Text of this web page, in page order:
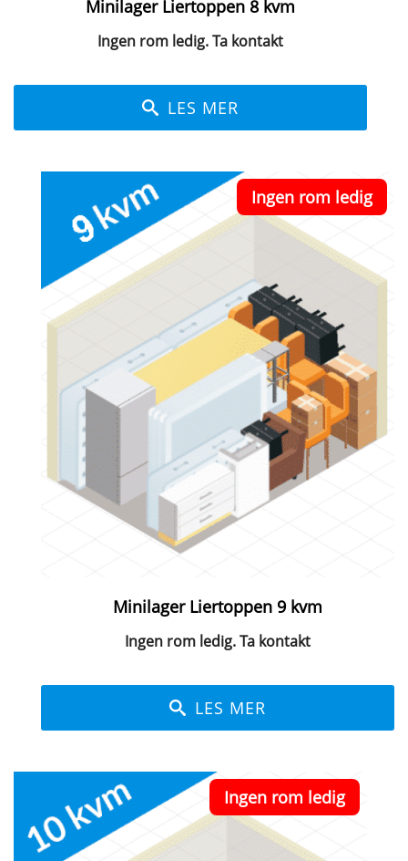
Minilager Liertoppen 8 kvm
Ingen rom ledig. Ta kontakt
LES MER
Ingen rom ledig
Minilager Liertoppen 9 kvm
Ingen rom ledig. Ta kontakt
LES MER
Ingen rom ledig